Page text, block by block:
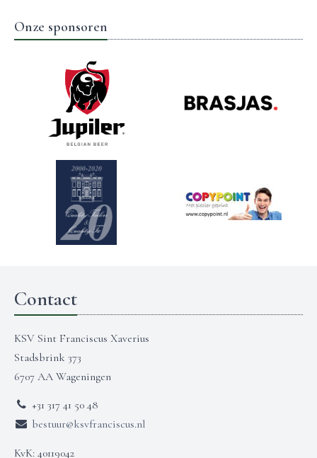
Onze sponsoren
Contact
KSV Sint Franciscus Xaverius
Stadsbrink 373
6707 AA Wageningen
+31 317 41 50 48
bestuur@ksvfranciscus.nl
KvK: 40119042